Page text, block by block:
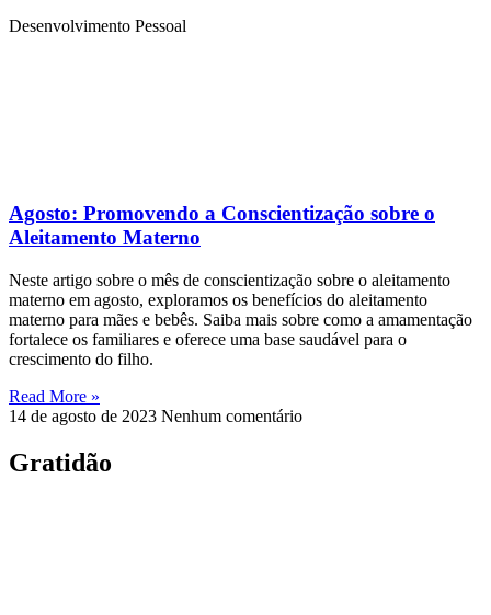
Desenvolvimento Pessoal
Agosto: Promovendo a Conscientização sobre o
Aleitamento Materno
Neste artigo sobre o mês de conscientização sobre o aleitamento
materno em agosto, exploramos os benefícios do aleitamento
materno para mães e bebês. Saiba mais sobre como a amamentação
fortalece os familiares e oferece uma base saudável para o
crescimento do filho.
Read More »
14 de agosto de 2023 Nenhum comentário
Gratidão